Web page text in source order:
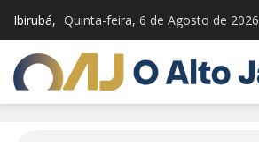
Ibirubá, Quinta-feira, 6 de Agosto de 2026